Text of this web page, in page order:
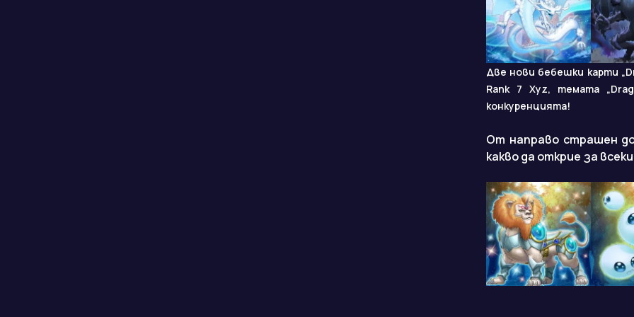
Две нови бебешки карти
Rank 7 Xyz, темата
конкуренцията!
От направо страшен
какво да открие за